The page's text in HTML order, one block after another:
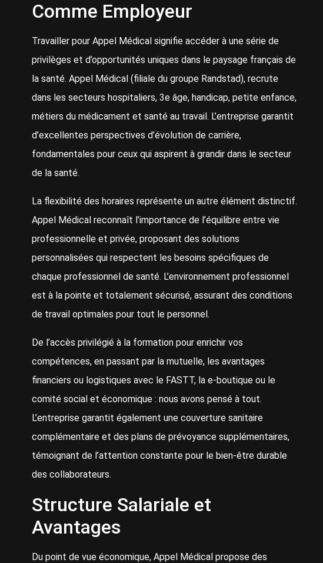
Comme Employeur
Travailler pour Appel Médical signifie accéder à une série de
privilèges et d’opportunités uniques dans le paysage français de
la santé. Appel Médical (filiale du groupe Randstad), recrute
dans les secteurs hospitaliers, 3e âge, handicap, petite enfance,
métiers du médicament et santé au travail. L’entreprise garantit
d’excellentes perspectives d’évolution de carrière,
fondamentales pour ceux qui aspirent à grandir dans le secteur
de la santé.
La flexibilité des horaires représente un autre élément distinctif.
Appel Médical reconnaît l’importance de l’équilibre entre vie
professionnelle et privée, proposant des solutions
personnalisées qui respectent les besoins spécifiques de
chaque professionnel de santé. L’environnement professionnel
est à la pointe et totalement sécurisé, assurant des conditions
de travail optimales pour tout le personnel.
De l’accès privilégié à la formation pour enrichir vos
compétences, en passant par la mutuelle, les avantages
financiers ou logistiques avec le FASTT, la e-boutique ou le
comité social et économique : nous avons pensé à tout.
L’entreprise garantit également une couverture sanitaire
complémentaire et des plans de prévoyance supplémentaires,
témoignant de l’attention constante pour le bien-être durable
des collaborateurs.
Structure Salariale et
Avantages
Du point de vue économique, Appel Médical propose des